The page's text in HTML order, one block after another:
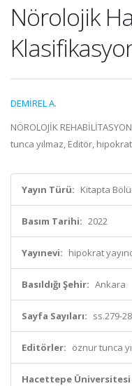
Nörolojik
DEMİREL A.
NÖROLOJİK
tunca yılmaz, Editör, hipokrat
Yayın Türü: Kitapta
Basım Tarihi: 2022
Yayınevi: hipokrat
Basıldığı Şehir: Ankara
Sayfa Sayıları: ss.279-
Editörler: öznur tunca
Hacettepe Üniversitesi